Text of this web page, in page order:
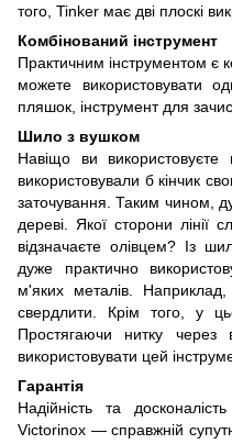
того, Tinker має дві плоскі
Комбінований інструмент
Практичним інструментом є
можете використовувати
пляшок, інструмент для
Шило з вушком
Навіщо ви
використовували б кінчик
заточування. Таким чином,
дереві. Якої сторони лінії
відзначаєте олівцем? Із
дуже практично
м'яких металів.
свердлити. Крім того, у
Простягаючи нитку
використовувати цей
Гарантія
Надійність та
Victorinox — справжній